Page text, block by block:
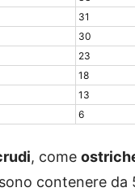
31
30
23
18
13
6
, come
contenere da